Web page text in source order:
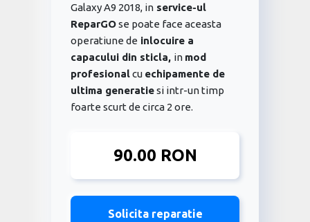
Galaxy A9 2018, in service-ul
ReparGOse poate face aceasta
operatiune de inlocuire a
capacului din sticla, in mod
profesionalcu echipamente de
ultima generatiesi intr-un timp
foarte scurt de circa 2 ore.
90.00 RON
Solicita reparatie